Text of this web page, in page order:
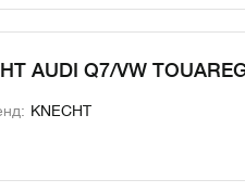
AUDI Q7/VW
KNECHT